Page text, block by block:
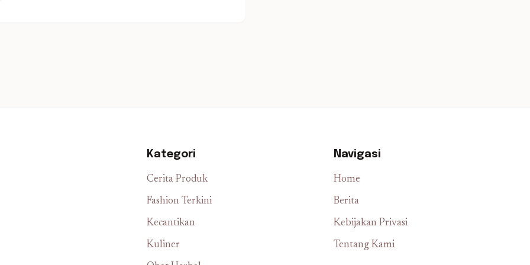
Kategori
Cerita Produk
Fashion Terkini
Kecantikan
Kuliner
Navigasi
Home
Berita
Kebijakan Privasi
Tentang Kami